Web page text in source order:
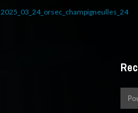
2025_03_24_orsec_champigneulles_24